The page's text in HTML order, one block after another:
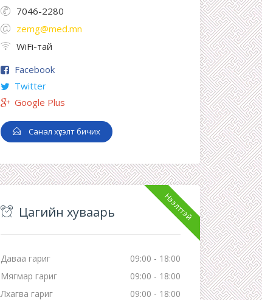
7046-2280
zemg@med.mn
WiFi-тай
Facebook
Twitter
Google Plus
Санал хүсэлт бичих
Нээлттэй
Цагийн хуваарь
Даваа гариг
09:00 - 18:00
Мягмар гариг
09:00 - 18:00
Лхагва гариг
09:00 - 18:00